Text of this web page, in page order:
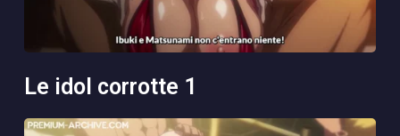
le idol corrotte 1